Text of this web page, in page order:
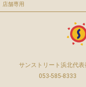
店舗専用
サンストリート浜北代表
053-585-8333